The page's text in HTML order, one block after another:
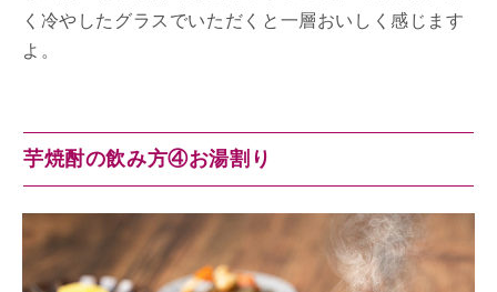
く冷やしたグラスでいただくと一層おいしく感じます
よ。
芋焼酎の飲み方④お湯割り